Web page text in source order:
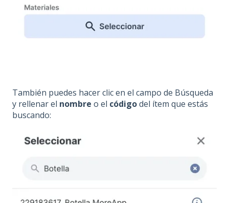
También puedes hacer clic en el campo de Búsqueda
y rellenar el nombre o el códigodel ítem que estás
buscando: